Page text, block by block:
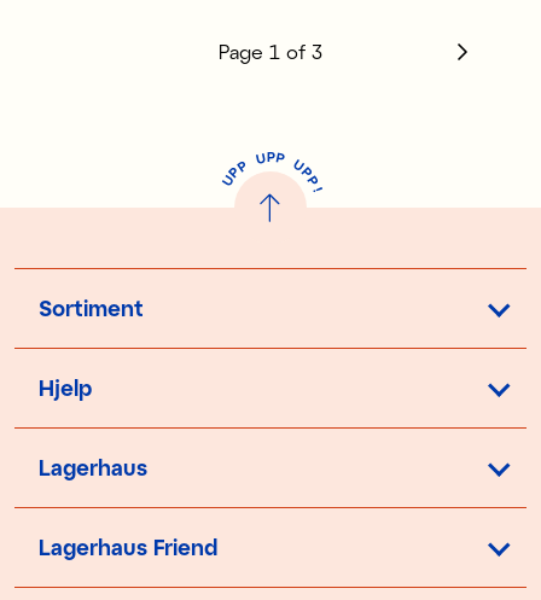
Page 1 of 3
U
P
P UPP UP
P
!
Sortiment
Hjelp
Lagerhaus
Lagerhaus Friend